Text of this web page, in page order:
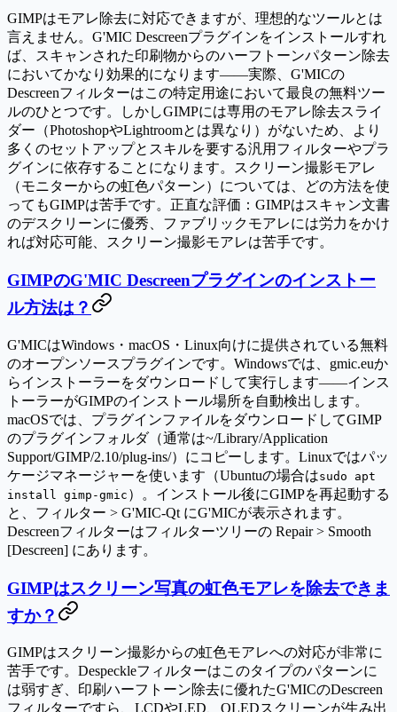
GIMPはモアレ除去に対応できますが、理想的なツールとは
言えません。G'MIC Descreenプラグインをインストールすれ
ば、スキャンされた印刷物からのハーフトーンパターン除去
においてかなり効果的になります——実際、G'MICの
Descreenフィルターはこの特定用途において最良の無料ツー
ルのひとつです。しかしGIMPには専用のモアレ除去スライ
ダー（PhotoshopやLightroomとは異なり）がないため、より
多くのセットアップとスキルを要する汎用フィルターやプラ
グインに依存することになります。スクリーン撮影モアレ
（モニターからの虹色パターン）については、どの方法を使
ってもGIMPは苦手です。正直な評価：GIMPはスキャン文書
のデスクリーンに優秀、ファブリックモアレには労力をかけ
れば対応可能、スクリーン撮影モアレは苦手です。
GIMPのG'MIC Descreenプラグインのインストー
ル方法は？
G'MICはWindows・macOS・Linux向けに提供されている無料
のオープンソースプラグインです。Windowsでは、gmic.euか
らインストーラーをダウンロードして実行します——インス
トーラーがGIMPのインストール場所を自動検出します。
macOSでは、プラグインファイルをダウンロードしてGIMP
のプラグインフォルダ（通常は~/Library/Application
Support/GIMP/2.10/plug-ins/）にコピーします。Linuxではパッ
ケージマネージャーを使います（Ubuntuの場合はsudo apt
install gimp-gmic ）。インストール後にGIMPを再起動する
と、フィルター > G'MIC-Qt にG'MICが表示されます。
Descreenフィルターはフィルターツリーの Repair > Smooth
[Descreen] にあります。
GIMPはスクリーン写真の虹色モアレを除去できま
すか？
GIMPはスクリーン撮影からの虹色モアレへの対応が非常に
苦手です。Despeckleフィルターはこのタイプのパターンに
は弱すぎ、印刷ハーフトーン除去に優れたG'MICのDescreen
フィルターですら、LCDやLED、OLEDスクリーンが生み出